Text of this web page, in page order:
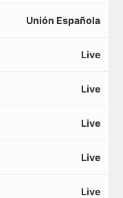
Unión Española
Live
Live
Live
Live
Live